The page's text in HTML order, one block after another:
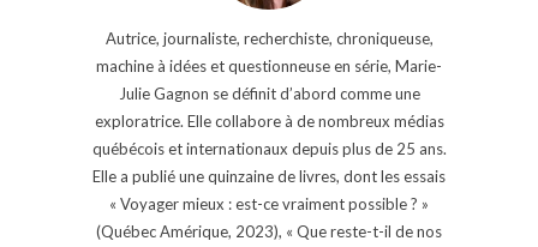
Autrice, journaliste, recherchiste, chroniqueuse,
machine à idées et questionneuse en série, Marie-
Julie Gagnon se définit d’abord comme une
exploratrice. Elle collabore à de nombreux médias
québécois et internationaux depuis plus de 25 ans.
Elle a publié une quinzaine de livres, dont les essais
« Voyager mieux : est-ce vraiment possible ? »
(Québec Amérique, 2023), « Que reste-t-il de nos